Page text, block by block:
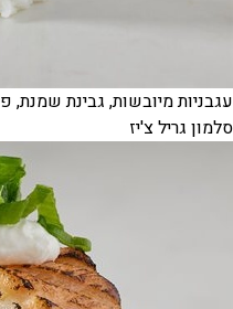
עגבניות מיובשות, גבינת שמנת,
סלמון גריל צ'יז